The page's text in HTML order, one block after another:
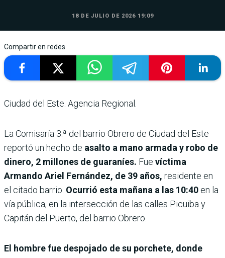
18 DE JULIO DE 2026 19:09
Compartir en redes
Ciudad del Este. Agencia Regional.
La Comisaría 3.ª del barrio Obrero de Ciudad del Este
reportó un hecho de asalto a mano armada y robo de
dinero, 2 millones de guaraníes. Fue víctima
Armando Ariel Fernández, de 39 años, residente en
el citado barrio. Ocurrió esta mañana a las 10:40 en la
vía pública, en la intersección de las calles Picuiba y
Capitán del Puerto, del barrio Obrero.
El hombre fue despojado de su porchete, donde